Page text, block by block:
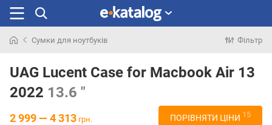
раніше
Сумки для ноутбуків Фільтр
UAG Lucent Case for Macbook Air 13
2022 13.6 "
2 999 — 4 313 грн. ПОРІВНЯТИ ЦІНИ 15